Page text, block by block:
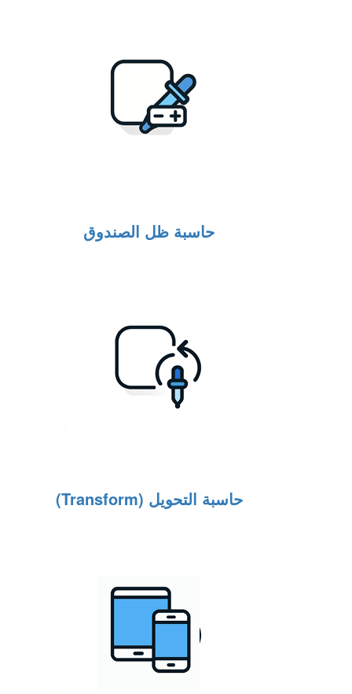
حاسبة ظل الصندوق
حاسبة التحويل (Transform)